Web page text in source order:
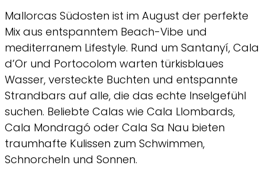
Mallorcas Südosten ist im August der perfekte
Mix aus entspanntem Beach-Vibe und
mediterranem Lifestyle. Rund um Santanyí, Cala
d’Or und Portocolom warten türkisblaues
Wasser, versteckte Buchten und entspannte
Strandbars auf alle, die das echte Inselgefühl
suchen. Beliebte Calas wie Cala Llombards,
Cala Mondragó oder Cala Sa Nau bieten
traumhafte Kulissen zum Schwimmen,
Schnorcheln und Sonnen.